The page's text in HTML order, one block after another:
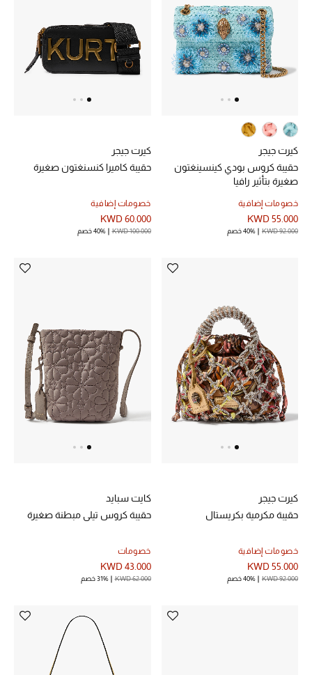
الهدايا
الموسم الجديد
حصريًا عبر الإنترنت
دليل مستلزمات الرجال
أبرز المصممين
جميع الإكسسورات الرجالية
حقائب رجالية
العناية الشخصية بالرجال
الأطفال
عرض جميع المنتجات
كيرت جيجر
حقيبة كروس بودي كينسينغتون
صغيرة بتأثير رافيا
خصومات إضافية
KWD 55.000
KWD 92.000 40% خصم
كيرت جيجر
حقيبة كاميرا كنسنغتون صغيرة
خصومات إضافية
KWD 60.000
KWD 100.000 40% خصم
كيرت جيجر
حقيبة مكرمية بكريستال
خصومات إضافية
KWD 55.000
KWD 92.000 40% خصم
كايت سبايد
حقيبة كروس تيلي مبطنة صغيرة
خصومات
KWD 43.000
KWD 62.000 31% خصم